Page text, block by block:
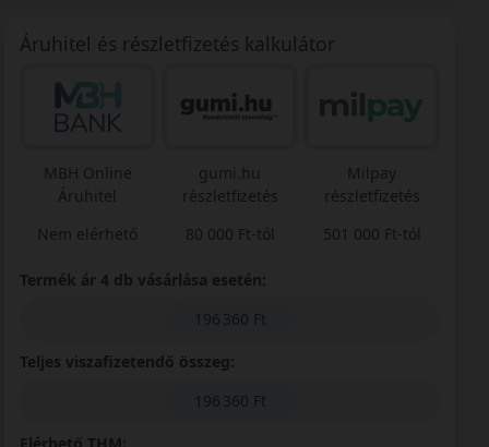
Áruhitel és részletfizetés kalkulátor
MBH Online
Áruhitel
Nem elérhető
gumi.hu
részletfizetés
80 000 Ft-tól
Milpay
részletfizetés
501 000 Ft-tól
Termék ár 4 db vásárlása esetén:
196 360 Ft
Teljes viszafizetendő összeg:
196 360 Ft